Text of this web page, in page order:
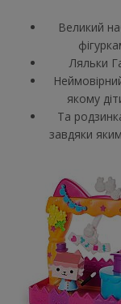
Великий
Ляльки
якому
Та
завдяки